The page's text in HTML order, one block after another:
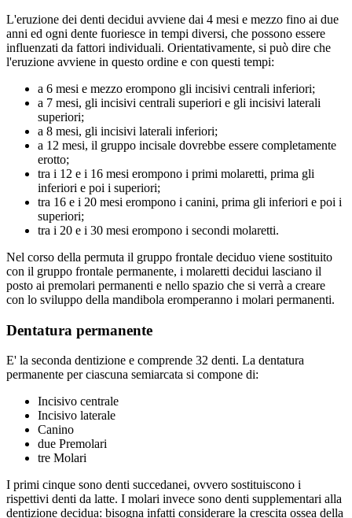
L'eruzione dei denti decidui avviene dai 4 mesi e mezzo fino ai due
anni ed ogni dente fuoriesce in tempi diversi, che possono essere
influenzati da fattori individuali. Orientativamente, si può dire che
l'eruzione avviene in questo ordine e con questi tempi:
a 6 mesi e mezzo erompono gli incisivi centrali inferiori;
a 7 mesi, gli incisivi centrali superiori e gli incisivi laterali
superiori;
a 8 mesi, gli incisivi laterali inferiori;
a 12 mesi, il gruppo incisale dovrebbe essere completamente
erotto;
tra i 12 e i 16 mesi erompono i primi molaretti, prima gli
inferiori e poi i superiori;
tra 16 e i 20 mesi erompono i canini, prima gli inferiori e poi i
superiori;
tra i 20 e i 30 mesi erompono i secondi molaretti.
Nel corso della permuta il gruppo frontale deciduo viene sostituito
con il gruppo frontale permanente, i molaretti decidui lasciano il
posto ai premolari permanenti e nello spazio che si verrà a creare
con lo sviluppo della mandibola eromperanno i molari permanenti.
Dentatura permanente
E' la seconda dentizione e comprende 32 denti. La dentatura
permanente per ciascuna semiarcata si compone di:
Incisivo centrale
Incisivo laterale
Canino
due Premolari
tre Molari
I primi cinque sono denti succedanei, ovvero sostituiscono i
rispettivi denti da latte. I molari invece sono denti supplementari alla
dentizione decidua: bisogna infatti considerare la crescita ossea della